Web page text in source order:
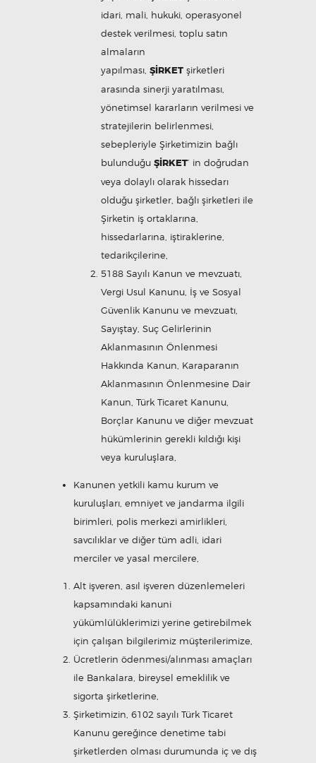
idari, mali, hukuki, operasyonel
destek verilmesi, toplu satın
almaların
yapılması, ŞİRKETşirketleri
arasında sinerji yaratılması,
yönetimsel kararların verilmesi ve
stratejilerin belirlenmesi,
sebepleriyle Şirketimizin bağlı
bulunduğu ŞİRKET’ in doğrudan
veya dolaylı olarak hissedarı
olduğu şirketler, bağlı şirketleri ile
Şirketin iş ortaklarına,
hissedarlarına, iştiraklerine,
tedarikçilerine,
5188 Sayılı Kanun ve mevzuatı,
Vergi Usul Kanunu, İş ve Sosyal
Güvenlik Kanunu ve mevzuatı,
Sayıştay, Suç Gelirlerinin
Aklanmasının Önlenmesi
Hakkında Kanun, Karaparanın
Aklanmasının Önlenmesine Dair
Kanun, Türk Ticaret Kanunu,
Borçlar Kanunu ve diğer mevzuat
hükümlerinin gerekli kıldığı kişi
veya kuruluşlara,
Kanunen yetkili kamu kurum ve
kuruluşları, emniyet ve jandarma ilgili
birimleri, polis merkezi amirlikleri,
savcılıklar ve diğer tüm adli, idari
merciler ve yasal mercilere,
Alt işveren, asıl işveren düzenlemeleri
kapsamındaki kanuni
yükümlülüklerimizi yerine getirebilmek
için çalışan bilgilerimiz müşterilerimize,
Ücretlerin ödenmesi/alınması amaçları
ile Bankalara, bireysel emeklilik ve
sigorta şirketlerine,
Şirketimizin, 6102 sayılı Türk Ticaret
Kanunu gereğince denetime tabi
şirketlerden olması durumunda iç ve dış